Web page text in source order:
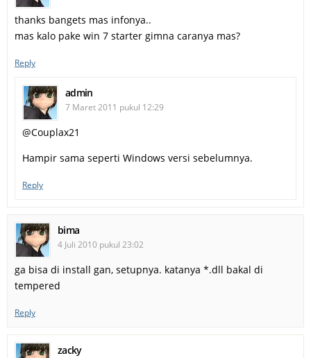
thanks bangets mas infonya..
mas kalo pake win 7 starter gimna caranya mas?
Reply
admin
7 Maret 2011 pukul 12:29
@Couplax21
Hampir sama seperti Windows versi sebelumnya.
Reply
bima
4 Juli 2010 pukul 23:02
ga bisa di install gan, setupnya. katanya *.dll bakal di
tempered
Reply
zacky